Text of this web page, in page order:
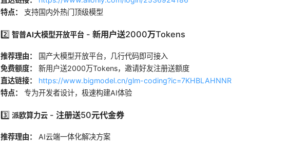
特点：
支持国内外热门顶级模型
2️⃣智普AI大模型开放平台 - 新用户送2000万Tokens
推荐理由：
国产大模型开放平台，几行代码即可接入
免费额度：
新用户送2000万Tokens，邀请好友注册送额度
直达链接：
https://www.bigmodel.cn/glm-coding?ic=7KHBLAHNNR
特点：
专为开发者设计，极速构建AI体验
3️⃣派欧算力云 - 注册送50元代金券
推荐理由：
AI云端一体化解决方案